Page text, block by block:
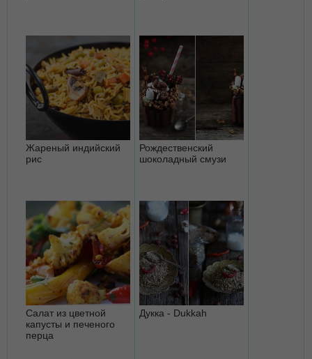
Жареный индийский
рис
Рождественский
шоколадный смузи
Салат из цветной
капусты и печеного
перца
Дукка - Dukkah